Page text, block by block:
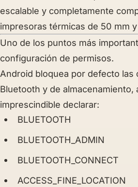
escalable y completamente
impresoras térmicas de 50 mm
Uno de los puntos más
configuración de permisos.
Android bloquea por defecto las
Bluetooth y de almacenamiento,
imprescindible declarar:
BLUETOOTH
BLUETOOTH_ADMIN
BLUETOOTH_CONNECT
ACCESS_FINE_LOCATION